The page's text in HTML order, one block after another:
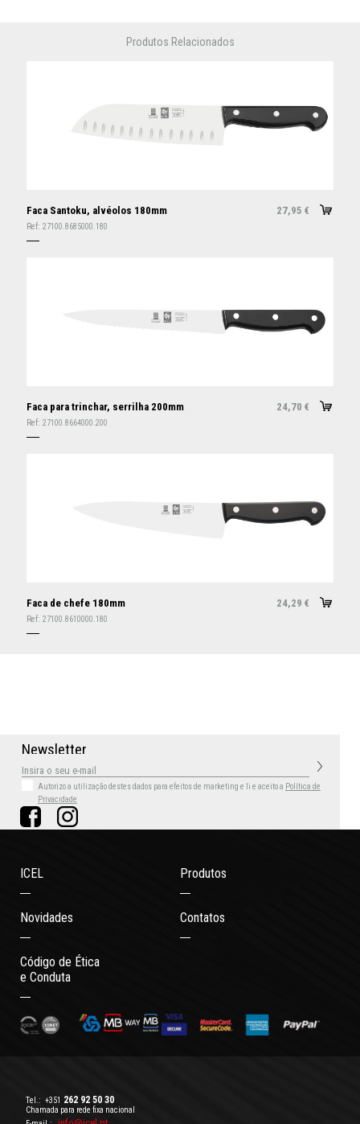
Produtos Relacionados
Faca Santoku, alvéolos 180mm 27,95 €
Ref: 27100.8685000.180
Faca para trinchar, serrilha 200mm 24,70 €
Ref: 27100.8664000.200
Faca de chefe 180mm 24,29 €
Ref: 27100.8610000.180
Newsletter
Autorizo a utilização destes dados para efeitos de marketing e li e aceito a Política de
Privacidade
ICEL Produtos
Novidades Contatos
Código de Ética
e Conduta
Tel.: +351 262 92 50 30
Chamada para rede fixa nacional